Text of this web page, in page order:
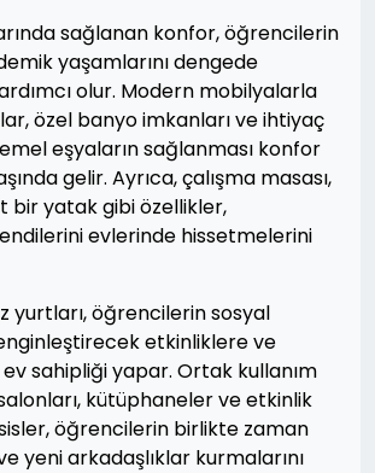
sağlanan konfor, öğrencilerin
yaşamlarını dengede
olur. Modern mobilyalarla
özel banyo imkanları ve ihtiyaç
eşyaların sağlanması konfor
gelir. Ayrıca, çalışma masası,
bir yatak gibi özellikler,
evlerinde hissetmelerini
yurtları, öğrencilerin sosyal
etkinliklere ve
sahipliği yapar. Ortak kullanım
kütüphaneler ve etkinlik
öğrencilerin birlikte zaman
yeni arkadaşlıklar kurmalarını